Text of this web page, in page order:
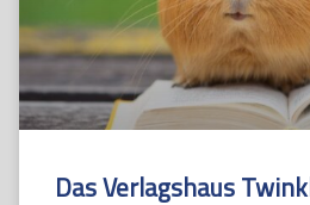
Das Verlagshaus